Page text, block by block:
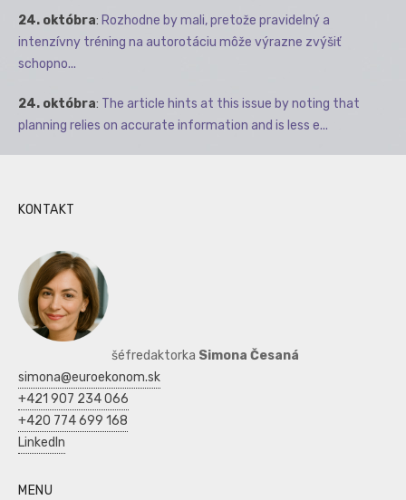
24. októbra: Rozhodne by mali, pretože pravidelný a
intenzívny tréning na autorotáciu môže výrazne zvýšiť
schopno...
24. októbra: The article hints at this issue by noting that
planning relies on accurate information and is less e...
KONTAKT
šéfredaktorka Simona Česaná
simona@euroekonom.sk
+421 907 234 066
+420 774 699 168
LinkedIn
MENU